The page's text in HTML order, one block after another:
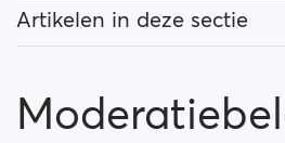
Artikelen in deze sectie
Moderatiebeleid